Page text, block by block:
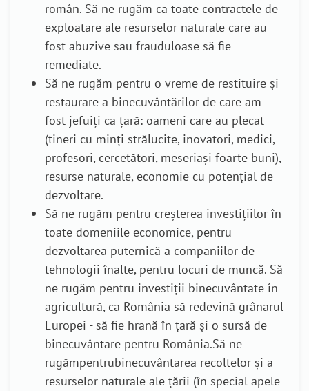
român. Să ne rugăm ca toate contractele de
exploatare ale resurselor naturale care au
fost abuzive sau frauduloase să fie
remediate.
Să ne rugăm pentru o vreme de restituire și
restaurare a binecuvântărilor de care am
fost jefuiți ca țară: oameni care au plecat
(tineri cu minți strălucite, inovatori, medici,
profesori, cercetători, meseriași foarte buni),
resurse naturale, economie cu potențial de
dezvoltare.
Să ne rugăm pentru creșterea investițiilor în
toate domeniile economice, pentru
dezvoltarea puternică a companiilor de
tehnologii înalte, pentru locuri de muncă. Să
ne rugăm pentru investiții binecuvântate în
agricultură, ca România să redevină grânarul
Europei - să fie hrană în țară și o sursă de
binecuvântare pentru România.Să ne
rugămpentrubinecuvântarea recoltelor și a
resurselor naturale ale țării (în special apele